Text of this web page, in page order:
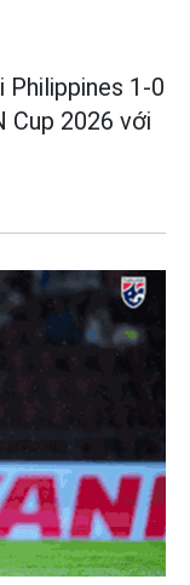
Philippines 1-0
Cup 2026 với